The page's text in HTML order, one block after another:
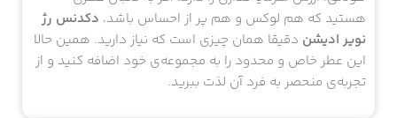
هستید که هم لوکس و هم پر از احساس باشد، دکدنس رژ
نویر ادیشن دقیقا همان چیزی است که نیاز دارید. همین حالا
این عطر خاص و محدود را به مجموعه‌ی خود اضافه کنید و از
تجربه‌ی منحصر به فرد آن لذت ببرید.